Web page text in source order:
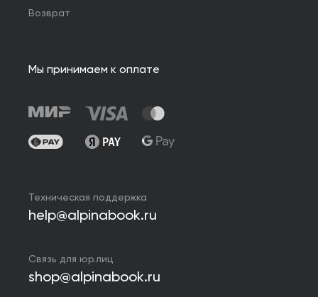
Возврат
Мы принимаем к оплате
Техническая поддержка
help@alpinabook.ru
Связь для юр.лиц
shop@alpinabook.ru